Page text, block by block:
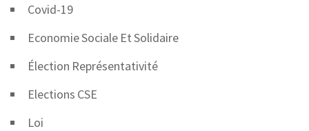
Covid-19
Economie Sociale Et Solidaire
Élection Représentativité
Elections CSE
Loi